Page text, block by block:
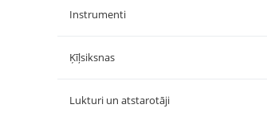
Instrumenti
Ķīļsiksnas
Lukturi un atstarotāji